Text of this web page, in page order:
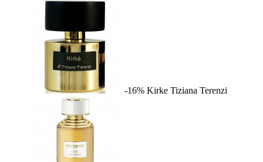
-16% Kirke Tiziana Terenzi